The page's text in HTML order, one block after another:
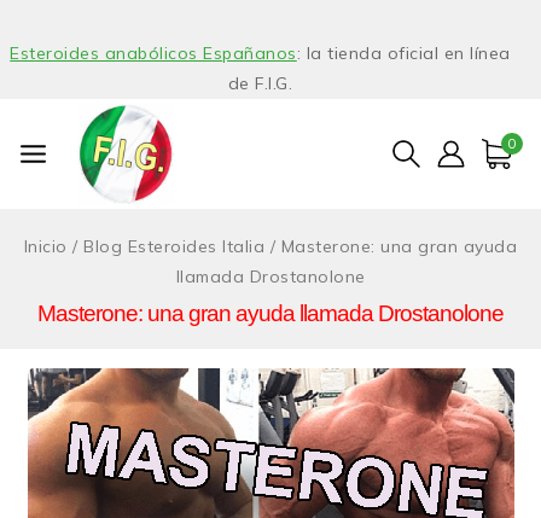
Esteroides anabólicos Españanos: la tienda oficial en línea
de F.I.G.
0
Inicio / Blog Esteroides Italia / Masterone: una gran ayuda
llamada Drostanolone
Masterone: una gran ayuda llamada Drostanolone